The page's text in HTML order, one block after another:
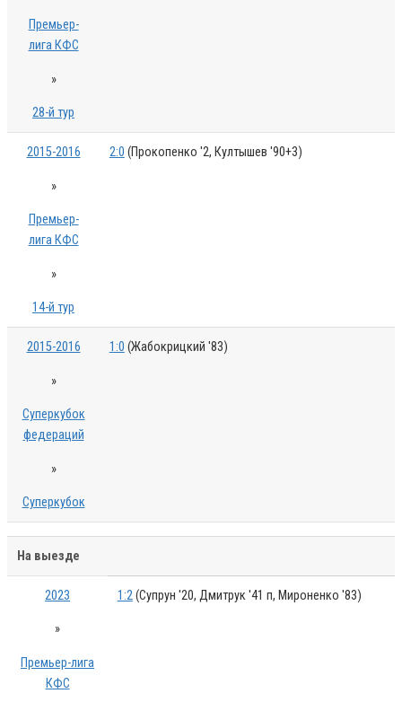
Премьер-
лига КФС
»
28-й тур
2015-2016
»
Премьер-
лига КФС
»
14-й тур
2:0 (Прокопенко '2, Култышев '90+3)
2015-2016
»
Суперкубок
федераций
»
Суперкубок
1:0 (Жабокрицкий '83)
На выезде
2023
»
Премьер-лига
КФС
1:2(Супрун '20, Дмитрук '41 п, Мироненко '83)